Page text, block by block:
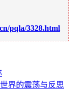
pqla/3328.html
界的震荡与反思